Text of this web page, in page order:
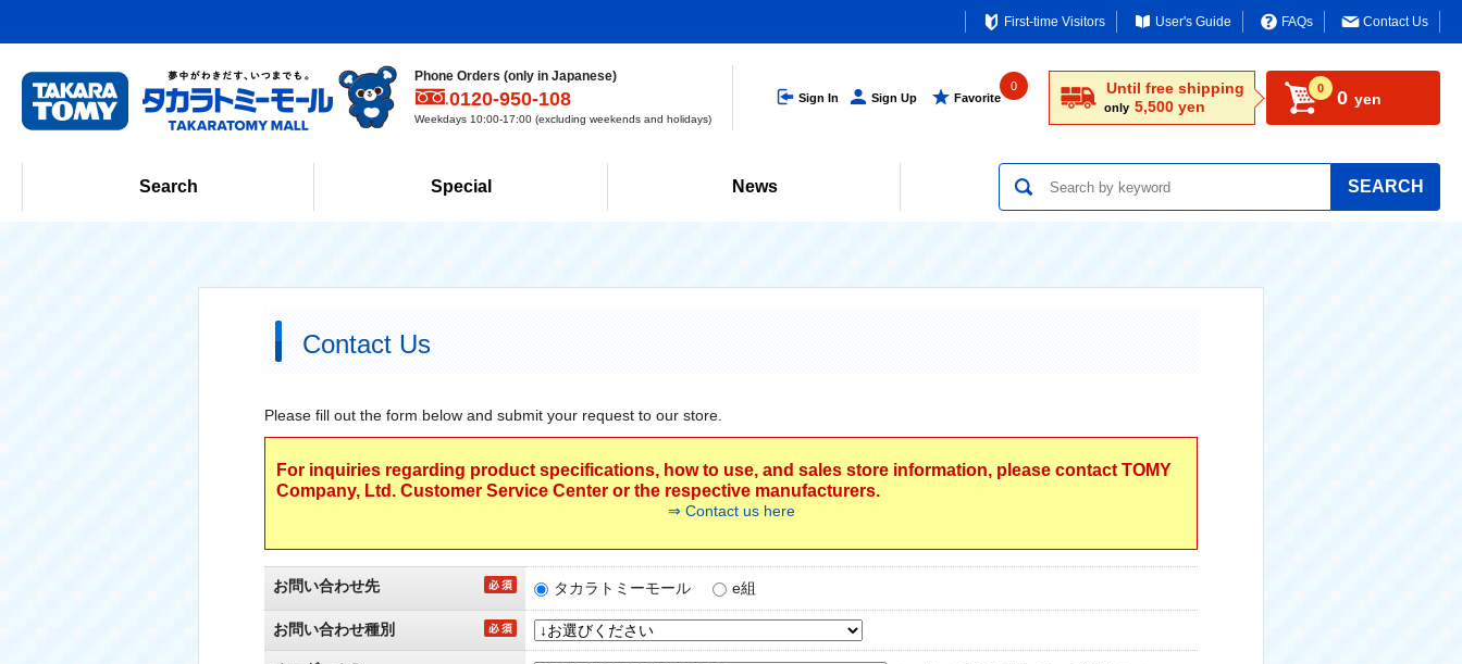
First-time Visitors User's Guide FAQs Contact Us
Phone Orders (only in Japanese)
0120-950-108
Weekdays 10:00-17:00 (excluding weekends and holidays)
Sign In Sign Up Favorite
0 Until free shipping
only 5,500 yen
0 0 yen
Search Special News SEARCH
Contact Us
Please fill out the form below and submit your request to our store.
For inquiries regarding product specifications, how to use, and sales store information, please contact TOMY
Company, Ltd. Customer Service Center or the respective manufacturers.
⇒ Contact us here
お問い合わせ先 タカラトミーモール e組
お問い合わせ種別